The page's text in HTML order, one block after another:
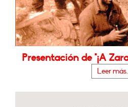
Presentación de "¡A
Leer